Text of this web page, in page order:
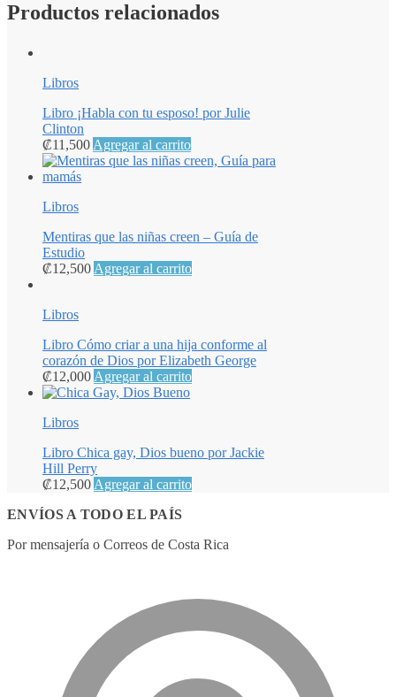
Productos relacionados
Libros
Libro ¡Habla con tu esposo! por Julie
Clinton
₡11,500 Agregar al carrito
Libros
Mentiras que las niñas creen – Guía de
Estudio
₡12,500 Agregar al carrito
Libros
Libro Cómo criar a una hija conforme al
corazón de Dios por Elizabeth George
₡12,000 Agregar al carrito
Libros
Libro Chica gay, Dios bueno por Jackie
Hill Perry
₡12,500 Agregar al carrito
ENVÍOS A TODO EL PAÍS
Por mensajería o Correos de Costa Rica